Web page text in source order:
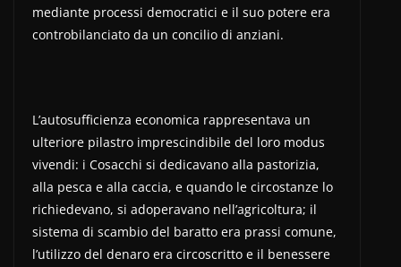
mediante processi democratici e il suo potere era
controbilanciato da un concilio di anziani.
L’autosufficienza economica rappresentava un
ulteriore pilastro imprescindibile del loro modus
vivendi: i Cosacchi si dedicavano alla pastorizia,
alla pesca e alla caccia, e quando le circostanze lo
richiedevano, si adoperavano nell’agricoltura; il
sistema di scambio del baratto era prassi comune,
l’utilizzo del denaro era circoscritto e il benessere